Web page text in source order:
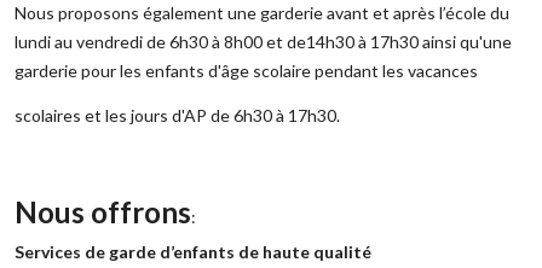
Nous proposons également une garderie avant et après l’école du
lundi au vendredi de 6h30 à 8h00 et de14h30 à 17h30 ainsi qu'une
garderie pour les enfants d'âge scolaire pendant les vacances
scolaires et les jours d'AP de 6h30 à 17h30.
‌Nous offrons:
Services de garde d’enfants de haute qualité